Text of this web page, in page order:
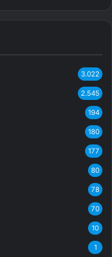
3.022
2.545
194
180
177
80
78
70
10
1